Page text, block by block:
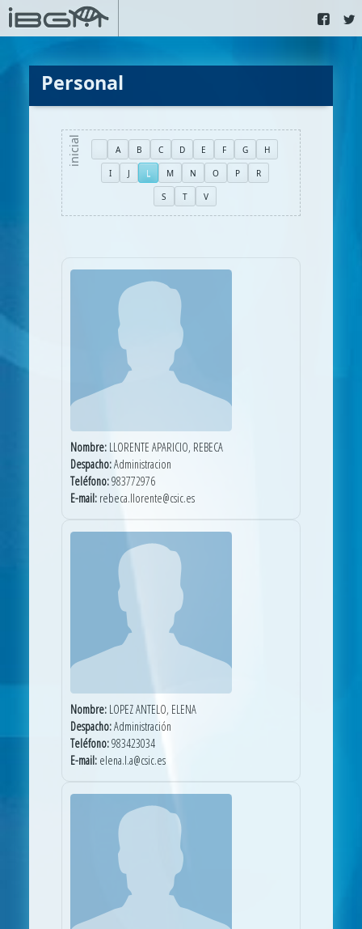
Personal
A B C D E F G H
I J L M N O P R
S T V
Nombre: LLORENTE APARICIO, REBECA
Despacho:Administracion
Teléfono:983772976
E-mail: rebeca.llorente@csic.es
Nombre: LOPEZ ANTELO, ELENA
Despacho:Administración
Teléfono:983423034
E-mail: elena.l.a@csic.es